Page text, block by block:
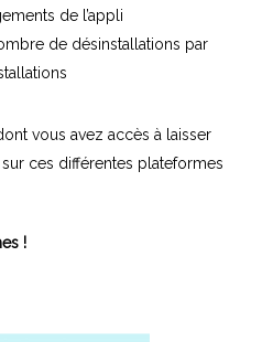
de l’appli
de désinstallations par
vous avez accès à laisser
ces différentes plateformes
!